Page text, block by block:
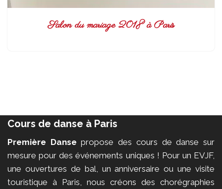
Salon du mariage 2018 à Paris
Cours de danse à Paris
Première Danse propose des cours de danse sur
mesure pour des événements uniques ! Pour un EVJF,
une ouvertures de bal, un anniversaire ou une visite
touristique à Paris, nous créons des chorégraphies